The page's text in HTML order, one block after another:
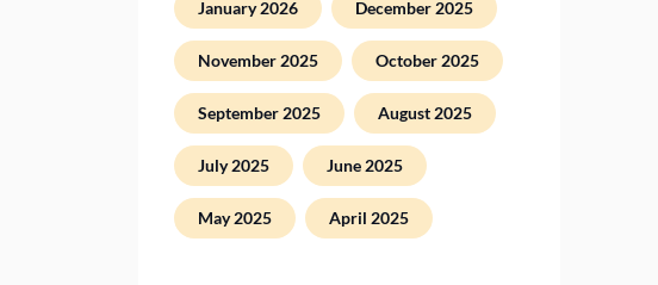
January 2026 December 2025
November 2025 October 2025
September 2025 August 2025
July 2025 June 2025
May 2025 April 2025